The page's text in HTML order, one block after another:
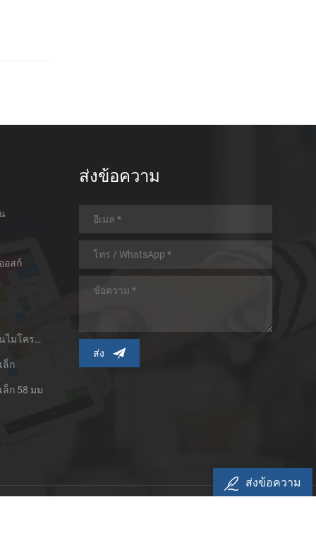
อสก์
เครื่องพิมพ์ใบเสร็จความร้อนไมโครพาเนล
ล็ก
ก 58 มม
ส่งข้อความ
ส่งข้อความ